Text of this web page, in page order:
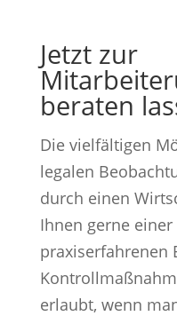
Jetzt zur
beraten
Die vielfältigen
legalen
durch einen
Ihnen gerne
praxiserfahrenen
erlaubt, wenn